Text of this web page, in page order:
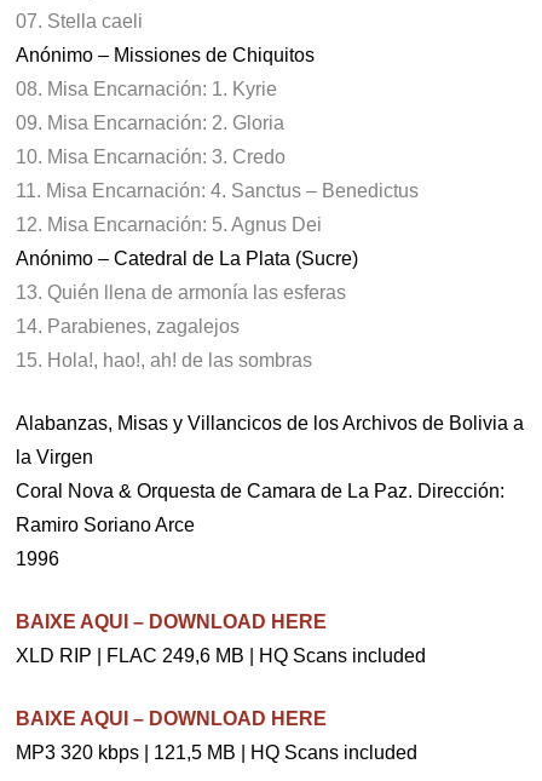
07. Stella caeli
Anónimo – Missiones de Chiquitos
08. Misa Encarnación: 1. Kyrie
09. Misa Encarnación: 2. Gloria
10. Misa Encarnación: 3. Credo
11. Misa Encarnación: 4. Sanctus – Benedictus
12. Misa Encarnación: 5. Agnus Dei
Anónimo – Catedral de La Plata (Sucre)
13. Quién llena de armonía las esferas
14. Parabienes, zagalejos
15. Hola!, hao!, ah! de las sombras
Alabanzas, Misas y Villancicos de los Archivos de Bolivia a
la Virgen
Coral Nova & Orquesta de Camara de La Paz. Dirección:
Ramiro Soriano Arce
1996
BAIXE AQUI – DOWNLOAD HERE
XLD RIP | FLAC 249,6 MB | HQ Scans included
BAIXE AQUI – DOWNLOAD HERE
MP3 320 kbps | 121,5 MB | HQ Scans included